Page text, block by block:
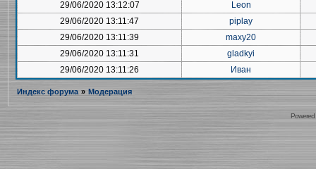
29/06/2020 13:12:07
Leon
29/06/2020 13:11:47
piplay
29/06/2020 13:11:39
maxy20
29/06/2020 13:11:31
gladkyi
29/06/2020 13:11:26
Иван
Индекс форума » Модерация